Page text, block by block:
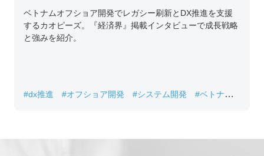
ベトナムオフショア開発でレガシー刷新とDX推進を支援
するカオピーズ。『経済界』掲載インタビューで成長戦略
と強みを紹介。
#dx推進 #オフショア開発 #システム開発
#ベトナムIT